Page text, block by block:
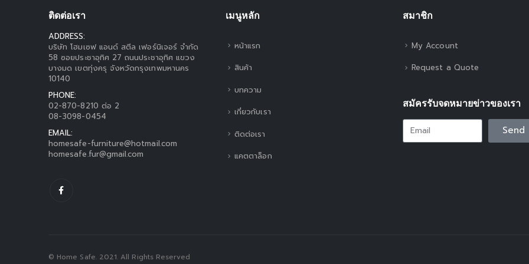
ติดต่อเรา
ADDRESS:
บริษัท โฮมเซฟ แอนด์ สตีล เฟอร์นิเจอร์ จำกัด
58 ซอยประชาอุทิศ 27 ถนนประชาอุทิศ แขวง
บางมด เขตทุ่งครุ จังหวัดกรุงเทพมหานคร
10140
PHONE:
02-870-8210 ต่อ 2
08-3098-0454
EMAIL:
homesafe-furniture@hotmail.com
homesafe.fur@gmail.com
เมนูหลัก
หน้าแรก
สินค้า
บทความ
เกี่ยวกับเรา
ติดต่อเรา
แคตตาล็อก
สมาชิก
My Account
Request a Quote
สมัครรับจดหมายข่าวของเรา
Send
© Home Safe. 2021. All Rights Reserved